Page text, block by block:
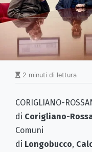
2 minuti di lettura
CORIGLIANO-
di Corigliano-
Comuni
di Longobucco,